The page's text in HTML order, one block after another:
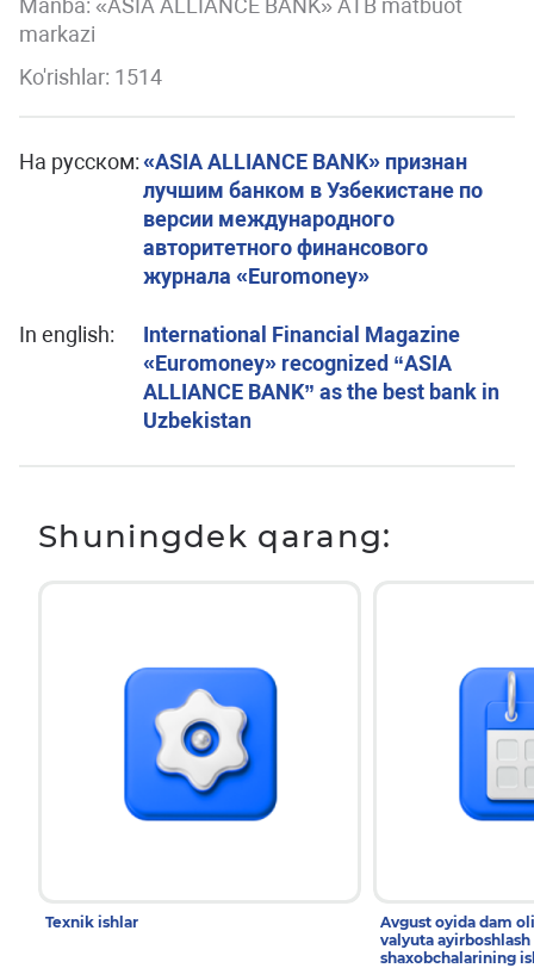
Manba: «ASIA ALLIANCE BANK» ATB matbuot
markazi
Ko'rishlar: 1514
На русском:«ASIA ALLIANCE BANK» признан
лучшим банком в Узбекистане по
версии международного
авторитетного финансового
журнала «Euromoney»
In english:
International Financial Magazine
«Euromoney» recognized “ASIA
ALLIANCE BANK” as the best bank in
Uzbekistan
Shuningdek qarang:
Texnik ishlar
Avgust oyida dam
valyuta ayirboshlash
shaxobchalarining